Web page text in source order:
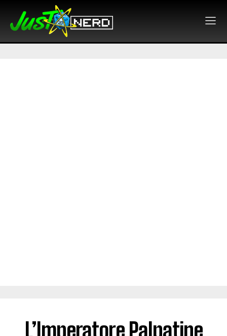
L’Imperatore Palpatine